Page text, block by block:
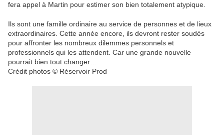
fera appel à Martin pour estimer son bien totalement atypique.
Ils sont une famille ordinaire au service de personnes et de lieux
extraordinaires. Cette année encore, ils devront rester soudés
pour affronter les nombreux dilemmes personnels et
professionnels qui les attendent. Car une grande nouvelle
pourrait bien tout changer…
Crédit photos © Réservoir Prod